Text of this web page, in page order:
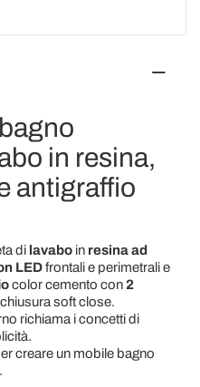
in resina,
antigraffio
di lavaboinresina ad
LEDfrontali e perimetrali e
color cemento con2
soft close.
richiama i concetti di
creare un mobile bagno